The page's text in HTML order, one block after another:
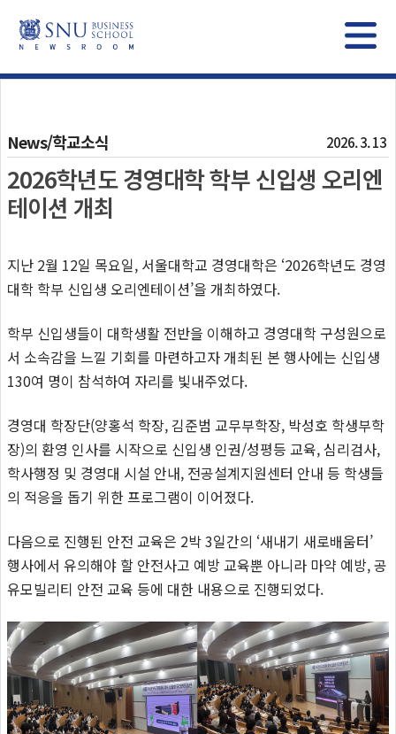
News/학교소식 2026. 3. 13
2026학년도 경영대학 학부 신입생 오리엔
테이션 개최
지난 2월 12일 목요일, 서울대학교 경영대학은 ‘2026학년도 경영
대학 학부 신입생 오리엔테이션’을 개최하였다.
학부 신입생들이 대학생활 전반을 이해하고 경영대학 구성원으로
서 소속감을 느낄 기회를 마련하고자 개최된 본 행사에는 신입생
130여 명이 참석하여 자리를 빛내주었다.
경영대 학장단(양홍석 학장, 김준범 교무부학장, 박성호 학생부학
장)의 환영 인사를 시작으로 신입생 인권/성평등 교육, 심리검사,
학사행정 및 경영대 시설 안내, 전공설계지원센터 안내 등 학생들
의 적응을 돕기 위한 프로그램이 이어졌다.
다음으로 진행된 안전 교육은 2박 3일간의 ‘새내기 새로배움터’
행사에서 유의해야 할 안전사고 예방 교육뿐 아니라 마약 예방, 공
유모빌리티 안전 교육 등에 대한 내용으로 진행되었다.